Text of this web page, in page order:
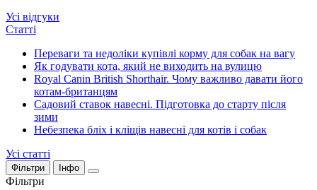
Усі відгуки
Статті
Переваги та недоліки купівлі корму для собак на вагу
Як годувати кота, який не виходить на вулицю
Royal Canin British Shorthair. Чому важливо давати його
котам-британцям
Садовий ставок навесні. Підготовка до старту після
зими
Небезпека бліх і кліщів навесні для котів і собак
Усі статті
Фільтри Інфо
Фільтри